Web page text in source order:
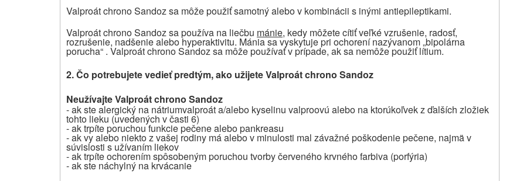
Valproát chrono Sandoz sa môže použiť samotný alebo v kombinácii s inými antiepileptikami.
Valproát chrono Sandoz sa používa na liečbu mánie, kedy môžete cítiť veľké vzrušenie, radosť,
rozrušenie, nadšenie alebo hyperaktivitu. Mánia sa vyskytuje pri ochorení nazývanom „bipolárna
porucha“ . Valproát chrono Sandoz sa môže používať v prípade, ak sa nemôže použiť lítium.
2. Čo potrebujete vedieť predtým, ako užijete Valproát chrono Sandoz
Neužívajte Valproát chrono Sandoz
- ak ste alergický na nátriumvalproát a/alebo kyselinu valproovú alebo na ktorúkoľvek z ďalších zložiek
tohto lieku (uvedených v časti 6)
- ak trpíte poruchou funkcie pečene alebo pankreasu
- ak vy alebo niekto z vašej rodiny má alebo v minulosti mal závažné poškodenie pečene, najmä v
súvislosti s užívaním liekov
- ak trpíte ochorením spôsobeným poruchou tvorby červeného krvného farbiva (porfýria)
- ak ste náchylný na krvácanie